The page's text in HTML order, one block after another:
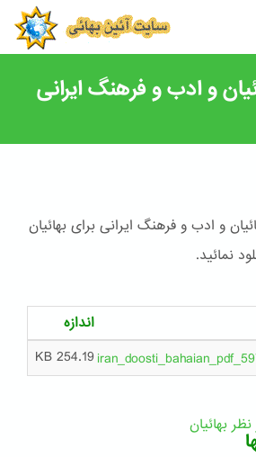
و ادب و فرهنگ ايرانی
و ادب و فرهنگ ايرانی برای بهائيان
نمائید.
اندازه
254.19 KB
بهائیان